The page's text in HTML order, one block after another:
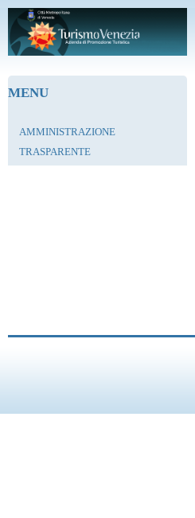
Salta al contenuto principale
MENU
AMMINISTRAZIONE
TRASPARENTE